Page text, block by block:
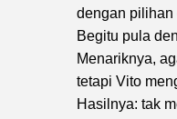
dengan pilihan
Begitu pula
Menariknya,
tetapi Vito
Hasilnya: tak